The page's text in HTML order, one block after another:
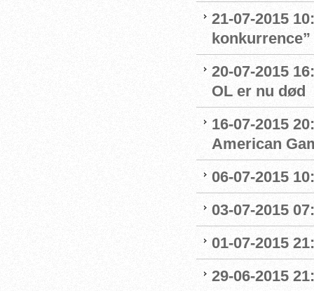
21-07-2015
konkurrence”
20-07-2015
OL er nu død
16-07-2015
American
06-07-2015
03-07-2015
01-07-2015
29-06-2015